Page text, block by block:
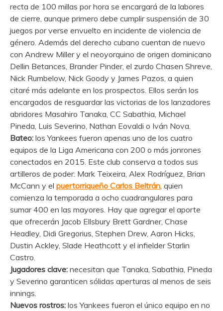
recta de 100 millas por hora se encargará de la labores
de cierre, aunque primero debe cumplir suspensión de 30
juegos por verse envuelto en incidente de violencia de
género. Además del derecho cubano cuentan de nuevo
con Andrew Miller y el neoyorquino de origen dominicano
Dellin Betances, Brander Pinder, el zurdo Chasen Shreve,
Nick Rumbelow, Nick Goody y James Pazos, a quien
citaré más adelante en los prospectos. Ellos serán los
encargados de resguardar las victorias de los lanzadores
abridores Masahiro Tanaka, CC Sabathia, Michael
Pineda, Luis Severino, Nathan Eovaldi o Iván Nova.
Bateo: los Yankees fueron apenas uno de los cuatro
equipos de la Liga Americana con 200 o más jonrones
conectados en 2015. Este club conserva a todos sus
artilleros de poder: Mark Teixeira, Alex Rodríguez, Brian
McCann y el puertorriqueño Carlos Beltrán , quien
comienza la temporada a ocho cuadrangulares para
sumar 400 en las mayores. Hay que agregar el aporte
que ofrecerán Jacob Ellsbury Brett Gardner, Chase
Headley, Didi Gregorius, Stephen Drew, Aaron Hicks,
Dustin Ackley, Slade Heathcott y el infielder Starlin
Castro.
Jugadores clave: necesitan que Tanaka, Sabathia, Pineda
y Severino garanticen sólidas aperturas al menos de seis
innings.
Nuevos rostros: los Yankees fueron el único equipo en no